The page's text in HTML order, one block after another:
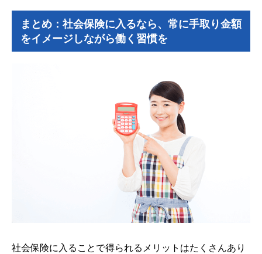
まとめ：社会保険に入るなら、常に手取り金額
をイメージしながら働く習慣を
社会保険に入ることで得られるメリットはたくさんあり